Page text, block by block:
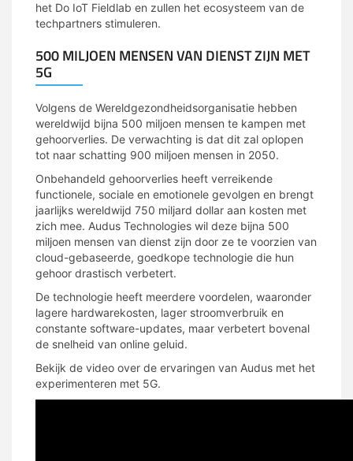
het Do IoT Fieldlab en zullen het ecosysteem van de
techpartners stimuleren.
500 MILJOEN MENSEN VAN DIENST ZIJN MET
5G
Volgens de Wereldgezondheidsorganisatie hebben
wereldwijd bijna 500 miljoen mensen te kampen met
gehoorverlies. De verwachting is dat dit zal oplopen
tot naar schatting 900 miljoen mensen in 2050.
Onbehandeld gehoorverlies heeft verreikende
functionele, sociale en emotionele gevolgen en brengt
jaarlijks wereldwijd 750 miljard dollar aan kosten met
zich mee. Audus Technologies wil deze bijna 500
miljoen mensen van dienst zijn door ze te voorzien van
cloud-gebaseerde, goedkope technologie die hun
gehoor drastisch verbetert.
De technologie heeft meerdere voordelen, waaronder
lagere hardwarekosten, lager stroomverbruik en
constante software-updates, maar verbetert bovenal
de snelheid van online geluid.
Bekijk de video over de ervaringen van Audus met het
experimenteren met 5G.